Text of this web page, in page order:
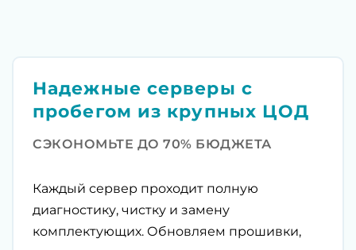
Надежные серверы с
пробегом из крупных ЦОД
СЭКОНОМЬТЕ ДО 70% БЮДЖЕТА
Каждый сервер проходит полную
диагностику, чистку и замену
комплектующих. Обновляем прошивки,